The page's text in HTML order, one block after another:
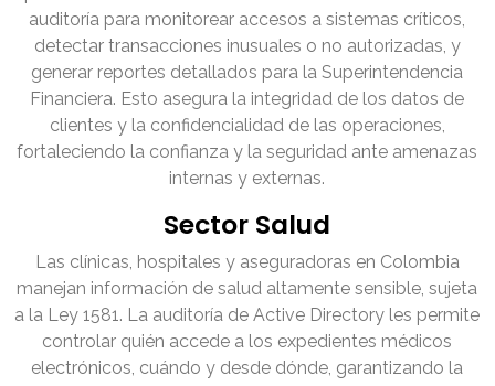
auditoría para monitorear accesos a sistemas críticos,
detectar transacciones inusuales o no autorizadas, y
generar reportes detallados para la Superintendencia
Financiera. Esto asegura la integridad de los datos de
clientes y la confidencialidad de las operaciones,
fortaleciendo la confianza y la seguridad ante amenazas
internas y externas.
Sector Salud
Las clínicas, hospitales y aseguradoras en Colombia
manejan información de salud altamente sensible, sujeta
a la Ley 1581. La auditoría de Active Directory les permite
controlar quién accede a los expedientes médicos
electrónicos, cuándo y desde dónde, garantizando la